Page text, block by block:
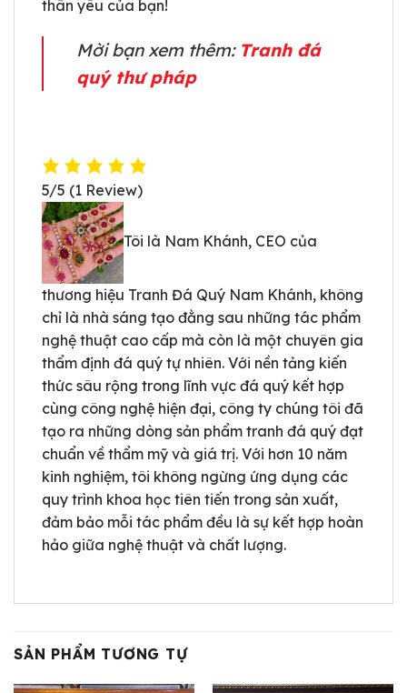
thân yêu của bạn!
Mời bạn xem thêm: Tranh đá
quý thư pháp
5/5 (1 Review)
Tôi là Nam Khánh, CEO của
thương hiệu Tranh Đá Quý Nam Khánh, không
chỉ là nhà sáng tạo đằng sau những tác phẩm
nghệ thuật cao cấp mà còn là một chuyên gia
thẩm định đá quý tự nhiên. Với nền tảng kiến
thức sâu rộng trong lĩnh vực đá quý kết hợp
cùng công nghệ hiện đại, công ty chúng tôi đã
tạo ra những dòng sản phẩm tranh đá quý đạt
chuẩn về thẩm mỹ và giá trị. Với hơn 10 năm
kinh nghiệm, tôi không ngừng ứng dụng các
quy trình khoa học tiên tiến trong sản xuất,
đảm bảo mỗi tác phẩm đều là sự kết hợp hoàn
hảo giữa nghệ thuật và chất lượng.
SẢN PHẨM TƯƠNG TỰ